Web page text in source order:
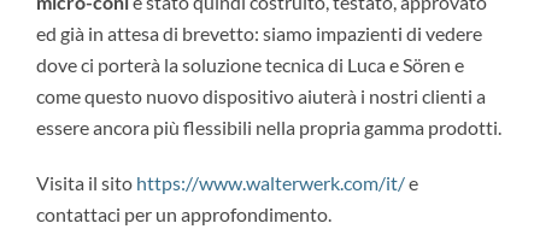
ed già in attesa di brevetto: siamo impazienti di vedere
dove ci porterà la soluzione tecnica di Luca e Sören e
come questo nuovo dispositivo aiuterà i nostri clienti a
essere ancora più flessibili nella propria gamma prodotti.
Visita il sito https://www.walterwerk.com/it/e
contattaci per un approfondimento.